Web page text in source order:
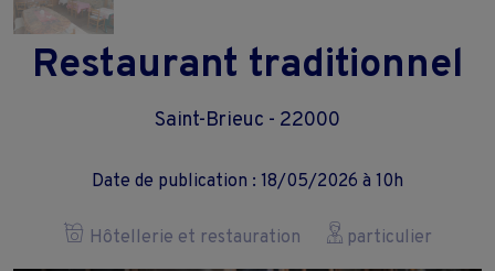
Restaurant traditionnel
Saint-Brieuc - 22000
Date de publication : 18/05/2026 à 10h
Hôtellerie et restauration particulier